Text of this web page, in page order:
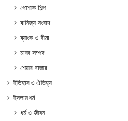
পোশাক শিল্প
বানিজ্য সংবাদ
ব্যাংক ও বীমা
মানব সম্পদ
শেয়ার বাজার
ইতিহাস ও ঐতিহ্য
ইসলাম ধর্ম
ধর্ম ও জীবন